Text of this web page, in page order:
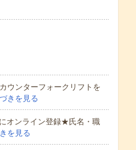
ウンターフォークリフトを
きを見る
オンライン登録★氏名・職
を見る